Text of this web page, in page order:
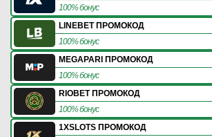
100% бонус
LINEBET ПРОМОКОД
100% бонус
MEGAPARI ПРОМОКОД
100% бонус
RIOBET ПРОМОКОД
100% бонус
1XSLOTS ПРОМОКОД